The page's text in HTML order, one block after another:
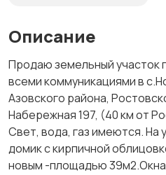
Описание
Продаю земельный участок
всеми коммуникациями в
Азовского района,
Набережная 197, (40 км от
Свет, вода, газ имеются. На
домик с кирпичной
новым -площадью